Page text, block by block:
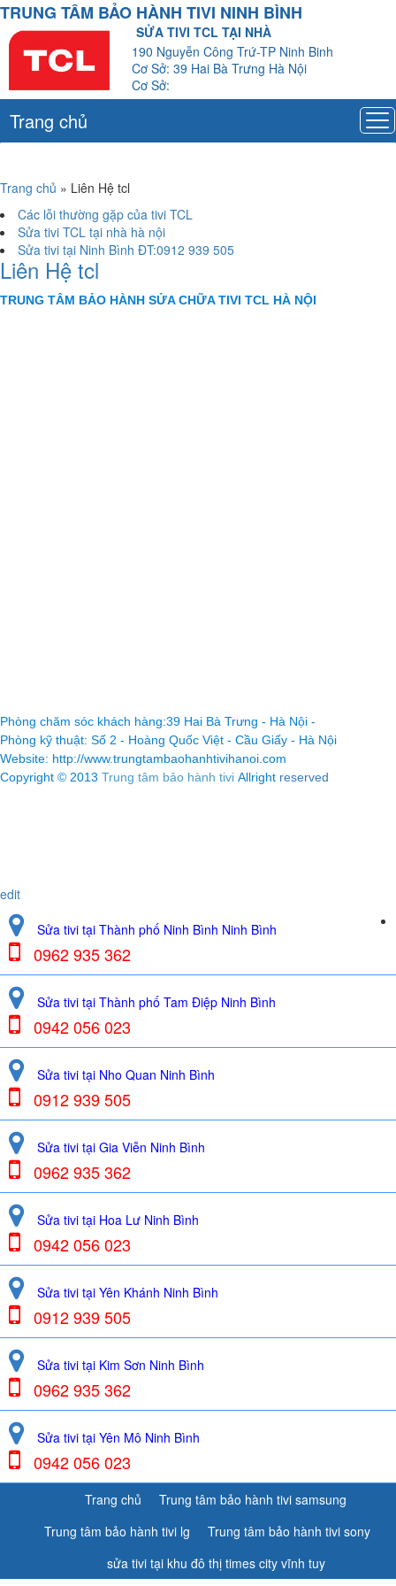
TRUNG TÂM BẢO HÀNH TIVI NINH BÌNH
SỬA TIVI TCL TẠI NHÀ
190 Nguyễn Công Trứ-TP Ninh Binh
Cơ Sở: 39 Hai Bà Trưng Hà Nội
Cơ Sở:
Trang chủ
Trang chủ » Liên Hệ tcl
Các lỗi thường gặp của tivi TCL
Sửa tivi TCL tại nhà hà nội
Sửa tivi tại Ninh Bình ĐT:0912 939 505
Liên Hệ tcl
TRUNG TÂM BẢO HÀNH SỬA CHỮA TIVI TCL HÀ NỘI
Phòng chăm sóc khách hàng:39 Hai Bà Trưng - Hà Nội -
Phòng kỹ thuật: Số 2 - Hoàng Quốc Việt - Cầu Giấy - Hà Nội
Website: http://www.trungtambaohanhtivihanoi.com
Copyright © 2013 Trung tâm bảo hành tivi Allright reserved
edit
Sửa tivi tại Thành phố Ninh Bình Ninh Bình
0962 935 362
Sửa tivi tại Thành phố Tam Điệp Ninh Bình
0942 056 023
Sửa tivi tại Nho Quan Ninh Bình
0912 939 505
Sửa tivi tại Gia Viễn Ninh Bình
0962 935 362
Sửa tivi tại Hoa Lư Ninh Bình
0942 056 023
Sửa tivi tại Yên Khánh Ninh Bình
0912 939 505
Sửa tivi tại Kim Sơn Ninh Bình
0962 935 362
Sửa tivi tại Yên Mô Ninh Bình
0942 056 023
Trang chủ
Trung tâm bảo hành tivi samsung
Trung tâm bảo hành tivi lg
Trung tâm bảo hành tivi sony
sửa tivi tại khu đô thị times city vĩnh tuy